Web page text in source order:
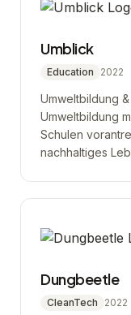
Umblick
Education 2022
Umweltbildung
Umweltbildung
Schulen
nachhaltiges
Dungbeetle
CleanTech 2022